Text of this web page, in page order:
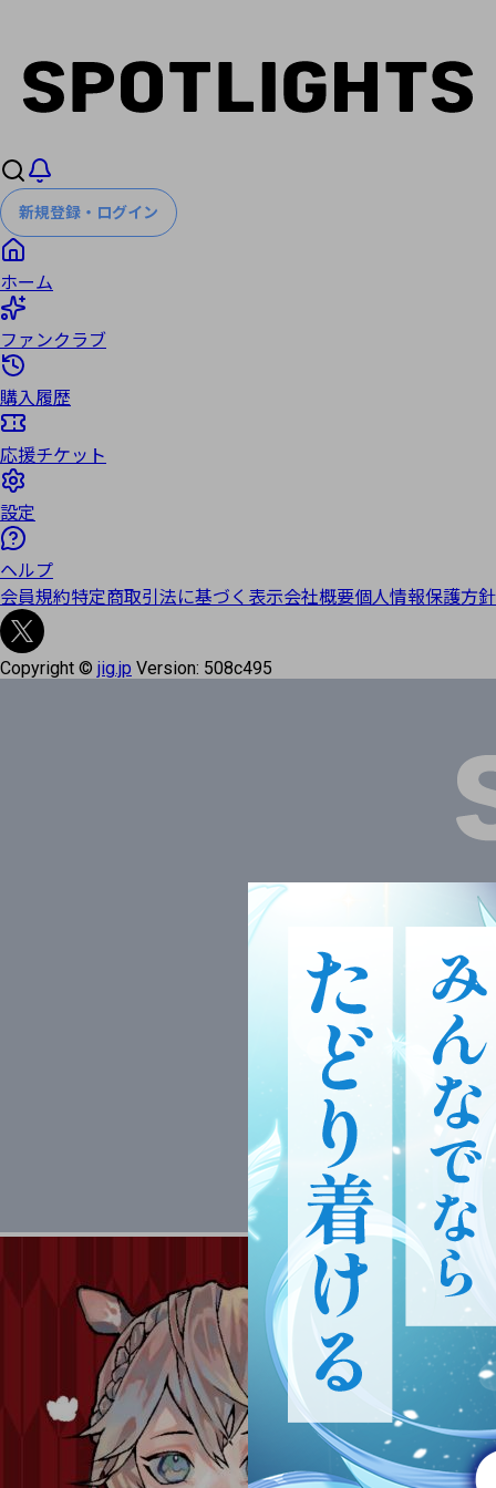
新規登録・ログイン
ホーム
ファンクラブ
購入履歴
応援チケット
設定
ヘルプ
会員規約特定商取引法に基づく表示会社概要個人情報保護方針
Copyright © jig.jp Version: 508c495